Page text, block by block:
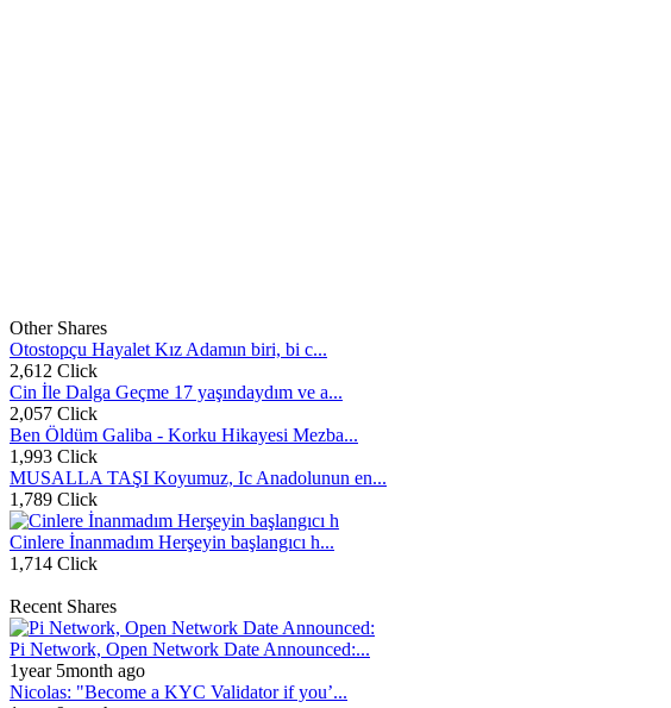
Other Shares
Otostopçu Hayalet Kız Adamın biri, bi c...
2,612 Click
Cin İle Dalga Geçme 17 yaşındaydım ve a...
2,057 Click
Ben Öldüm Galiba - Korku Hikayesi Mezba...
1,993 Click
MUSALLA TAŞI Koyumuz, Ic Anadolunun en...
1,789 Click
Cinlere İnanmadım Herşeyin başlangıcı h...
1,714 Click
Recent Shares
Pi Network, Open Network Date Announced:...
1year 5month ago
Nicolas: "Become a KYC Validator if you’...